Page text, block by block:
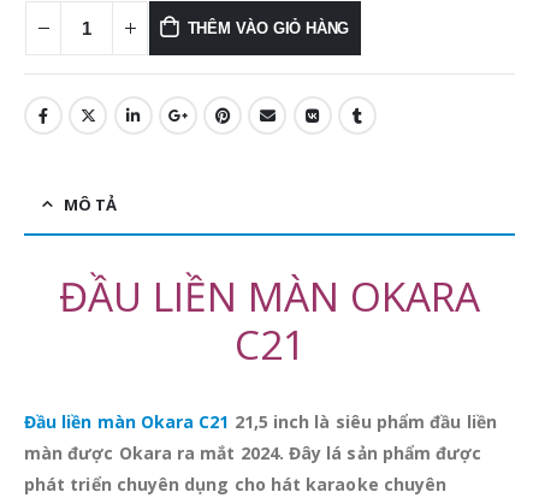
THÊM VÀO GIỎ HÀNG
MÔ TẢ
ĐẦU LIỀN MÀN OKARA
C21
Đầu liền màn Okara C21 21,5 inch là siêu phẩm đầu liền
màn được Okara ra mắt 2024. Đây lá sản phẩm được
phát triển chuyên dụng cho hát karaoke chuyên